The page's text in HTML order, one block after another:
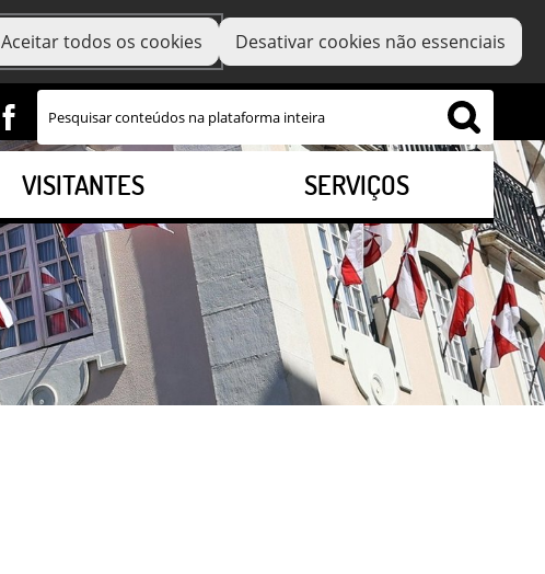
Aceitar todos os cookies Desativar cookies não essenciais
VISITANTES SERVIÇOS